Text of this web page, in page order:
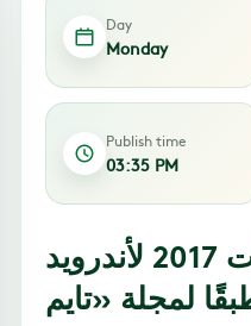
Day
Monday
Publish time
03:35 PM
أفضل تطبيقات 2017 لأندرويد